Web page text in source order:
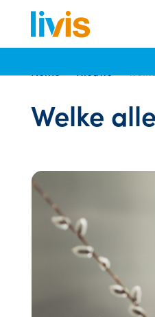
Home Nieuws
Welke